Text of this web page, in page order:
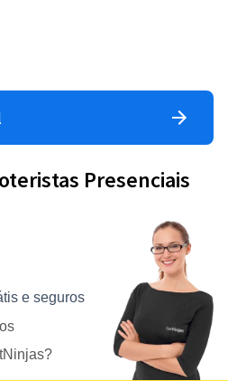
Presenciais
e seguros